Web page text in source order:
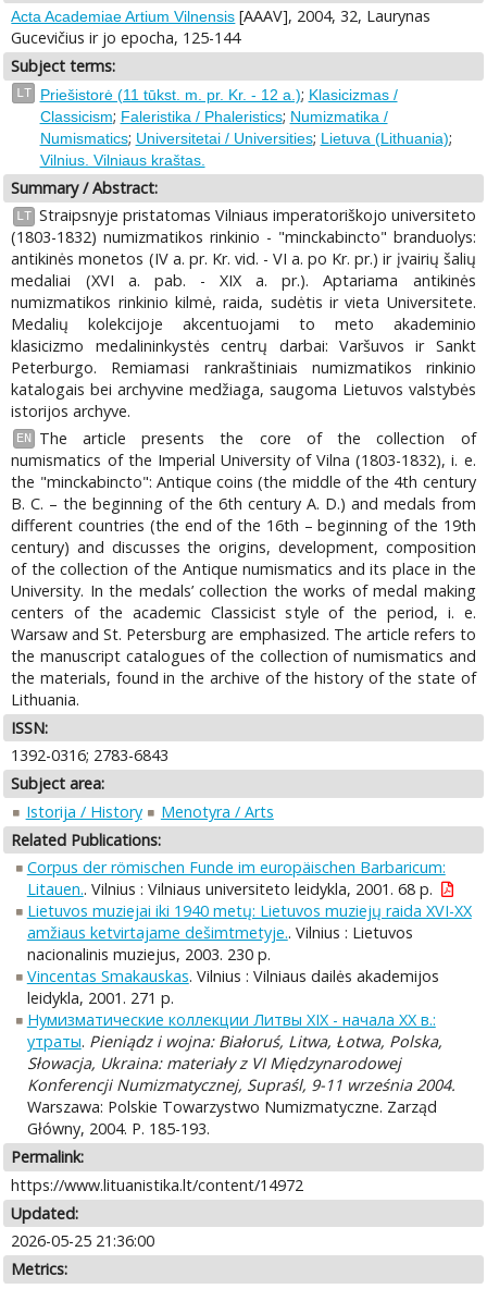
Acta Academiae Artium Vilnensis [AAAV], 2004, 32, Laurynas
Gucevičius ir jo epocha, 125-144
Subject terms:
LT Priešistorė (11 tūkst. m. pr. Kr. - 12 a.); Klasicizmas /
Classicism; Faleristika / Phaleristics; Numizmatika /
Numismatics; Universitetai / Universities; Lietuva (Lithuania);
Vilnius. Vilniaus kraštas.
Summary / Abstract:
LT Straipsnyje pristatomas Vilniaus imperatoriškojo universiteto
(1803-1832) numizmatikos rinkinio - "minckabincto" branduolys:
antikinės monetos (IV a. pr. Kr. vid. - VI a. po Kr. pr.) ir įvairių šalių
medaliai (XVI a. pab. - XIX a. pr.). Aptariama antikinės
numizmatikos rinkinio kilmė, raida, sudėtis ir vieta Universitete.
Medalių kolekcijoje akcentuojami to meto akademinio
klasicizmo medalininkystės centrų darbai: Varšuvos ir Sankt
Peterburgo. Remiamasi rankraštiniais numizmatikos rinkinio
katalogais bei archyvine medžiaga, saugoma Lietuvos valstybės
istorijos archyve.
EN
The article presents the core of the collection of
numismatics of the Imperial University of Vilna (1803-1832), i. e.
the "minckabincto": Antique coins (the middle of the 4th century
B. C. – the beginning of the 6th century A. D.) and medals from
different countries (the end of the 16th – beginning of the 19th
century) and discusses the origins, development, composition
of the collection of the Antique numismatics and its place in the
University. In the medals’ collection the works of medal making
centers of the academic Classicist style of the period, i. e.
Warsaw and St. Petersburg are emphasized. The article refers to
the manuscript catalogues of the collection of numismatics and
the materials, found in the archive of the history of the state of
Lithuania.
ISSN:
1392-0316; 2783-6843
Subject area:
Istorija / History
Menotyra / Arts
Related Publications:
Corpus der römischen Funde im europäischen Barbaricum:
Litauen.. Vilnius : Vilniaus universiteto leidykla, 2001. 68 p.
Lietuvos muziejai iki 1940 metų: Lietuvos muziejų raida XVI-XX
amžiaus ketvirtajame dešimtmetyje.. Vilnius : Lietuvos
nacionalinis muziejus, 2003. 230 p.
Vincentas Smakauskas. Vilnius : Vilniaus dailės akademijos
leidykla, 2001. 271 p.
Нумизматические коллекции Литвы XIX - начала XX в.:
утраты. Pieniądz i wojna: Białoruś, Litwa, Łotwa, Polska,
Słowacja, Ukraina: materiały z VI Międzynarodowej
Konferencji Numizmatycznej, Supraśl, 9-11 września 2004.
Warszawa: Polskie Towarzystwo Numizmatyczne. Zarząd
Główny, 2004. P. 185-193.
Permalink:
https://www.lituanistika.lt/content/14972
Updated:
2026-05-25 21:36:00
Metrics: